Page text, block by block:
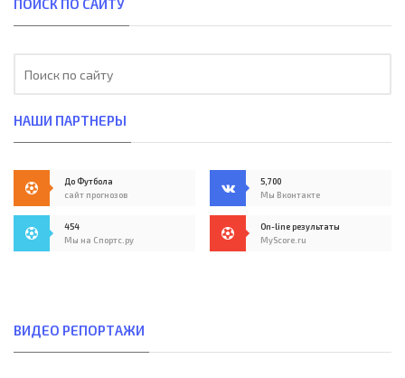
ПОИСК ПО САЙТУ
НАШИ ПАРТНЕРЫ
До Футбола
сайт прогнозов
5,700
Мы Вконтакте
454
Мы на Спортс.ру
On-line результаты
MyScore.ru
ВИДЕО РЕПОРТАЖИ